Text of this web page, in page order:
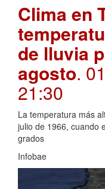
Clima en
de lluvia
agosto.
21:30
La temperatura más
julio de 1966, cuando
grados
Infobae